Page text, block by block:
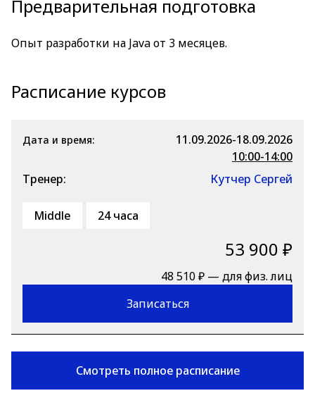
Предварительная подготовка
Опыт разработки на Java от 3 месяцев.
Расписание курсов
Дата и время:
11.09.2026-18.09.2026
10:00-14:00
Тренер:
Кутчер Сергей
Middle 24 часа
53 900 ₽
48 510 ₽ — для физ. лиц
Записаться
Смотреть полное расписание